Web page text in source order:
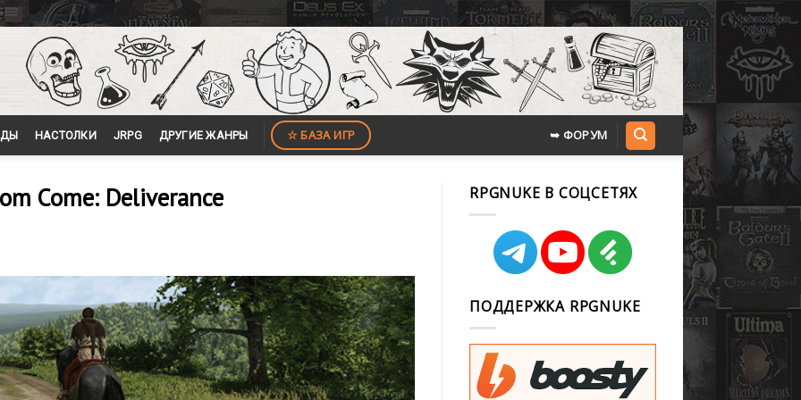
НАСТОЛКИ JRPG ДРУГИЕ ЖАНРЫ ☆ БАЗА ИГР ➥ ФОРУМ
Come: Deliverance RPGNUKE В СОЦСЕТЯХ
ПОДДЕРЖКА RPGNUKE